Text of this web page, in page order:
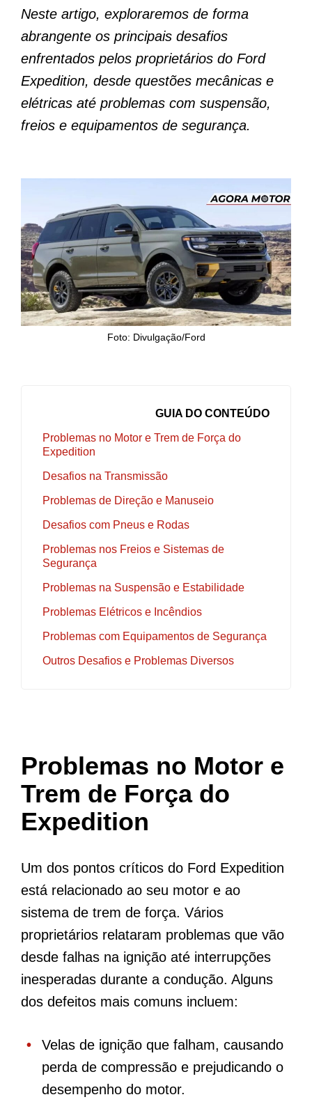
Neste artigo, exploraremos de forma
abrangente os principais desafios
enfrentados pelos proprietários do Ford
Expedition, desde questões mecânicas e
elétricas até problemas com suspensão,
freios e equipamentos de segurança.
Foto: Divulgação/Ford
GUIA DO CONTEÚDO
Problemas no Motor e Trem de Força do
Expedition
Desafios na Transmissão
Problemas de Direção e Manuseio
Desafios com Pneus e Rodas
Problemas nos Freios e Sistemas de
Segurança
Problemas na Suspensão e Estabilidade
Problemas Elétricos e Incêndios
Problemas com Equipamentos de Segurança
Outros Desafios e Problemas Diversos
Problemas no Motor e
Trem de Força do
Expedition
Um dos pontos críticos do Ford Expedition
está relacionado ao seu motor e ao
sistema de trem de força. Vários
proprietários relataram problemas que vão
desde falhas na ignição até interrupções
inesperadas durante a condução. Alguns
dos defeitos mais comuns incluem:
Velas de ignição que falham, causando
perda de compressão e prejudicando o
desempenho do motor.